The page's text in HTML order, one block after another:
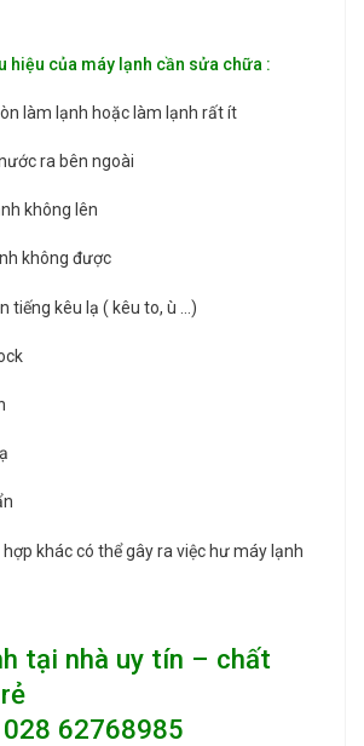
hiệu của máy lạnh cần sửa chữa :
làm lạnh hoặc làm lạnh rất ít
ra bên ngoài
không lên
không được
tiếng kêu lạ ( kêu to, ù …)
khác có thể gây ra việc hư máy lạnh
tại nhà uy tín – chất
62768985